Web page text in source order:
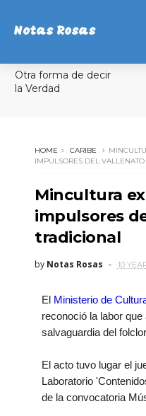
Notas Rosas
Otra forma de decir
la Verdad
HOME CARIBE
IMPULSORES DEL
Mincultura
impulsores
tradicional
by Notas Rosas 10
El Ministerio de
reconoció la labor
salvaguardia del
El acto tuvo lugar el
Laboratorio
de la convocatoria